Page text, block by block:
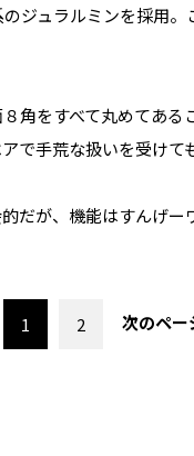
ジュラルミンを採用
角をすべて丸めてある
で手荒な扱いを受けて
だが、機能はすんげー
1 2 次のペー